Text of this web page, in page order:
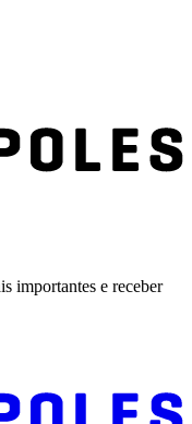
importantes e receber